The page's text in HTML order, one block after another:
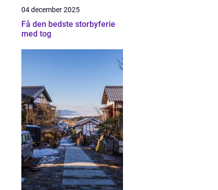
04 december 2025
Få den bedste storbyferie
med tog